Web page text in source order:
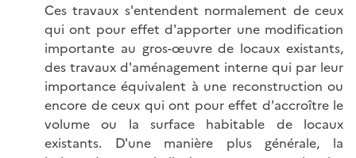
Ces travaux s'entendent normalement de ceux
qui ont pour effet d'apporter une modification
importante au gros-œuvre de locaux existants,
des travaux d'aménagement interne qui par leur
importance équivalent à une reconstruction ou
encore de ceux qui ont pour effet d'accroître le
volume ou la surface habitable de locaux
existants. D'une manière plus générale, la